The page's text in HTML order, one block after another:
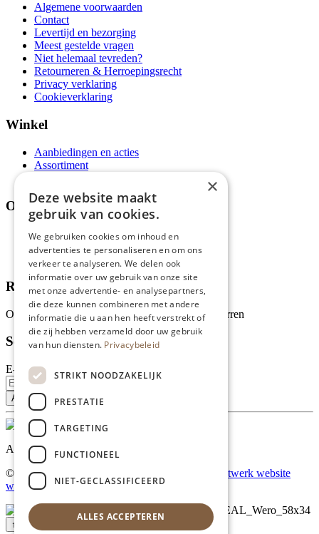
Algemene voorwaarden
Contact
Levertijd en bezorging
Meest gestelde vragen
Niet helemaal tevreden?
Retourneren & Herroepingsrecht
Privacy verklaring
Cookieverklaring
Winkel
Aanbiedingen en acties
Assortiment
Over ons
Wie zijn wij?
Recepten
Tips
Recensies
Onze klanten waarderen ons met 4.9 van de 5 sterren
Schrijf je in voor onze nieuwsbrief
E-mailadres
Al onze prijzen zijn incl. BTW
© Copyright 2026 Limburgs Bakwinkeltje |
Maatwerk website
webmix
↑ Top
×
Deze website maakt
gebruik van cookies.
We gebruiken cookies om inhoud en
advertenties te personaliseren en om ons
verkeer te analyseren. We delen ook
informatie over uw gebruik van onze site
met onze advertentie- en analysepartners,
die deze kunnen combineren met andere
informatie die u aan hen heeft verstrekt of
die zij hebben verzameld door uw gebruik
van hun diensten. Privacybeleid
STRIKT NOODZAKELIJK
PRESTATIE
TARGETING
FUNCTIONEEL
NIET-GECLASSIFICEERD
ALLES ACCEPTEREN